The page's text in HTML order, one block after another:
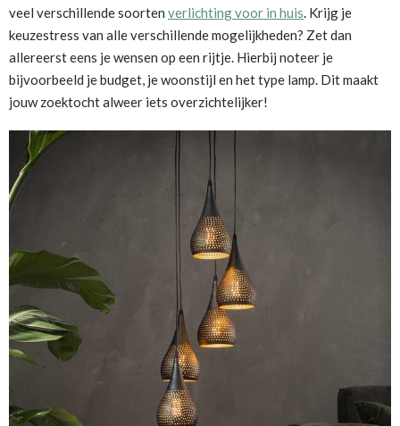
veel verschillende soorten verlichting voor in huis. Krijg je
keuzestress van alle verschillende mogelijkheden? Zet dan
allereerst eens je wensen op een rijtje. Hierbij noteer je
bijvoorbeeld je budget, je woonstijl en het type lamp. Dit maakt
jouw zoektocht alweer iets overzichtelijker!